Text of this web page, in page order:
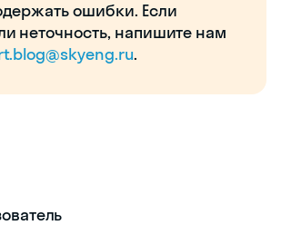
ошибки. Если
неточность, напишите нам
.